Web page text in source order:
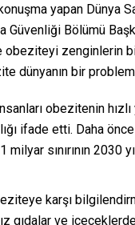
yapan Dünya
Güvenliği Bölümü
obeziteyi zenginlerin
dünyanın bir
obezitenin hızlı
ifade etti. Daha
sınırının 2030
karşı
gıdalar ve